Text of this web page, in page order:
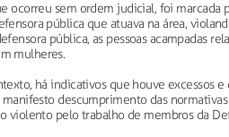
ocorreu sem ordem judicial, foi
pública que atuava na área,
pública, as pessoas acampadas
mulheres.
há indicativos que houve excessos
manifesto descumprimento das
violento pelo trabalho de membros da